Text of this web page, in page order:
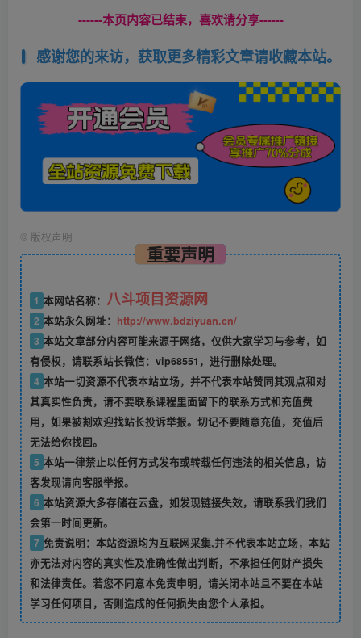
------本页内容已结束，喜欢请分享------
感谢您的来访，获取更多精彩文章请收藏本站。
© 版权声明
重要声明
1 本网站名称： 八斗项目资源网
2 本站永久网址： http://www.bdziyuan.cn/
3 本站文章部分内容可能来源于网络，仅供大家学习与参考，如
有侵权，请联系站长微信：vip68551，进行删除处理。
4 本站一切资源不代表本站立场，并不代表本站赞同其观点和对
其真实性负责，请不要联系课程里面留下的联系方式和充值费
用，如果被割欢迎找站长投诉举报。切记不要随意充值，充值后
无法给你找回。
5 本站一律禁止以任何方式发布或转载任何违法的相关信息，访
客发现请向客服举报。
6 本站资源大多存储在云盘，如发现链接失效，请联系我们我们
会第一时间更新。
7 免责说明：本站资源均为互联网采集,并不代表本站立场，本站
亦无法对内容的真实性及准确性做出判断，不承担任何财产损失
和法律责任。若您不同意本免责申明，请关闭本站且不要在本站
学习任何项目，否则造成的任何损失由您个人承担。